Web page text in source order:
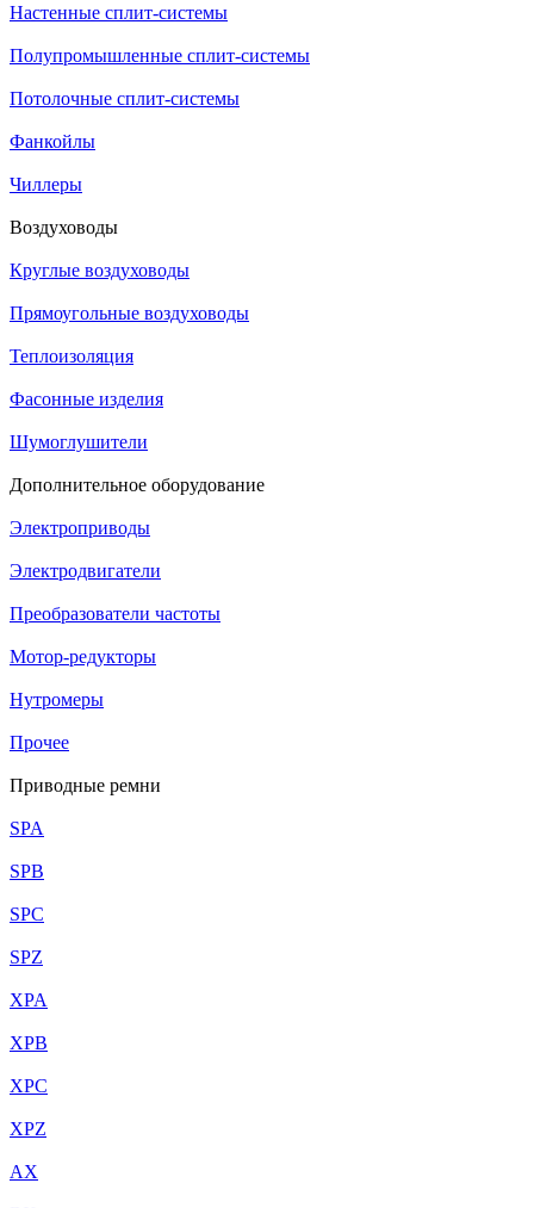
Настенные сплит-системы
Полупромышленные сплит-системы
Потолочные сплит-системы
Фанкойлы
Чиллеры
Воздуховоды
Круглые воздуховоды
Прямоугольные воздуховоды
Теплоизоляция
Фасонные изделия
Шумоглушители
Дополнительное оборудование
Электроприводы
Электродвигатели
Преобразователи частоты
Мотор-редукторы
Нутромеры
Прочее
Приводные ремни
SPA
SPB
SPC
SPZ
XPA
XPB
XPC
XPZ
AX